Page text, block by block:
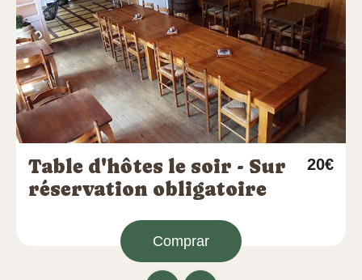
Table d'hôtes le soir - Sur
réservation obligatoire
20€
Comprar